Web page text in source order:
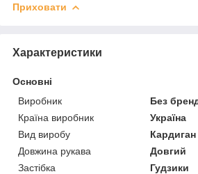
Приховати
Характеристики
Основні
Виробник
Без
Країна виробник
Україна
Вид виробу
Кардиган
Довжина рукава
Довгий
Застібка
Гудзики